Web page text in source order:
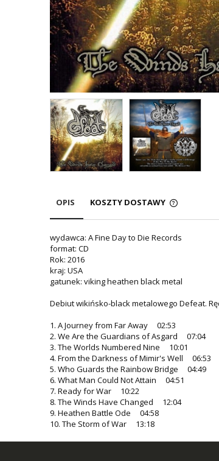
OPIS KOSZTY DOSTAWY
wydawca: A Fine Day to Die Records
format: CD
Rok: 2016
kraj: USA
gatunek: viking heathen black metal
Debiut wikińsko-black metalowego Defeat.
1. A Journey from Far Away 02:53
2. We Are the Guardians of Asgard 07:04
3. The Worlds Numbered Nine 10:01
4. From the Darkness of Mimir's Well 06:53
5. Who Guards the Rainbow Bridge 04:49
6. What Man Could Not Attain 04:51
7. Ready for War 10:22
8. The Winds Have Changed 12:04
9. Heathen Battle Ode 04:58
10. The Storm of War 13:18